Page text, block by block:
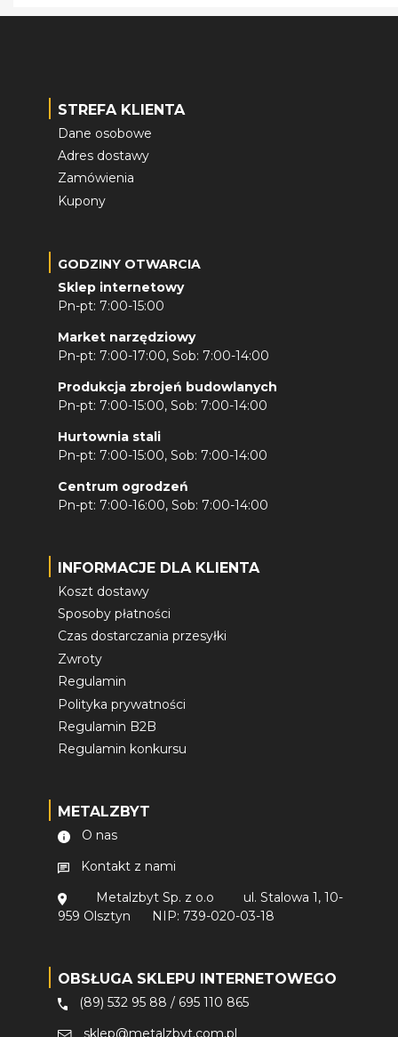
STREFA KLIENTA
Dane osobowe
Adres dostawy
Zamówienia
Kupony
GODZINY OTWARCIA
Sklep internetowy
Pn-pt: 7:00-15:00
Market narzędziowy
Pn-pt: 7:00-17:00, Sob: 7:00-14:00
Produkcja zbrojeń budowlanych
Pn-pt: 7:00-15:00, Sob: 7:00-14:00
Hurtownia stali
Pn-pt: 7:00-15:00, Sob: 7:00-14:00
Centrum ogrodzeń
Pn-pt: 7:00-16:00, Sob: 7:00-14:00
INFORMACJE DLA KLIENTA
Koszt dostawy
Sposoby płatności
Czas dostarczania przesyłki
Zwroty
Regulamin
Polityka prywatności
Regulamin B2B
Regulamin konkursu
METALZBYT
O nas
Kontakt z nami
Metalzbyt Sp. z o.o
ul. Stalowa 1, 10-
959 Olsztyn
NIP: 739-020-03-18
OBSŁUGA SKLEPU INTERNETOWEGO
(89) 532 95 88 / 695 110 865
sklep@metalzbyt.com.pl